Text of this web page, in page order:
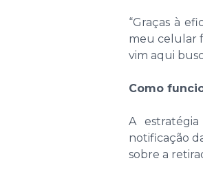
“Graças à
meu celular
vim aqui
Como
A
notificação
sobre a